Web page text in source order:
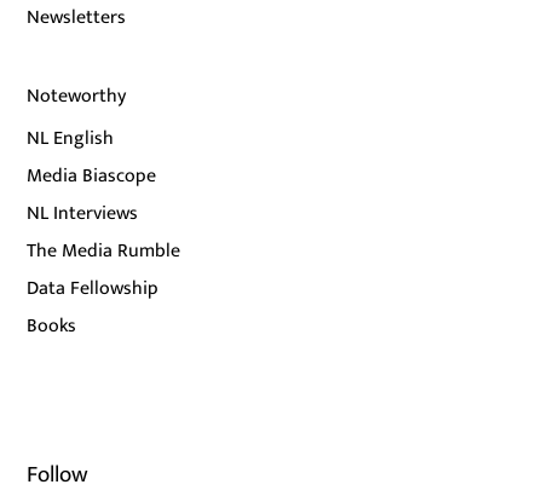
Newsletters
Noteworthy
NL English
Media Biascope
NL Interviews
The Media Rumble
Data Fellowship
Books
Follow